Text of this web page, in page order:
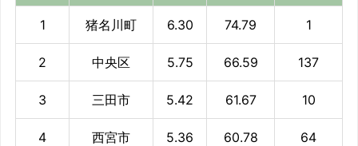
1 猪名川町 6.30 74.79 1
2 中央区 5.75 66.59 137
3 三田市 5.42 61.67 10
4 西宮市 5.36 60.78 64